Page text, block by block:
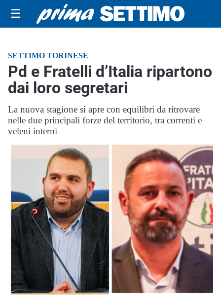
☰
SETTIMO TORINESE
Pd e Fratelli d’Italia ripartono
dai loro segretari
La nuova stagione si apre con equilibri da ritrovare
nelle due principali forze del territorio, tra correnti e
veleni interni